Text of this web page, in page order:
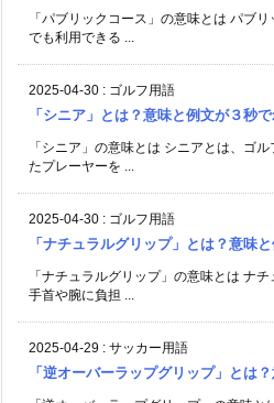
「パブリックコース」の意味とは パブ
でも利用できる ...
2025-04-30 : ゴルフ用語
「シニア」とは？意味と例文が３秒で
「シニア」の意味とは シニアとは、ゴ
たプレーヤーを ...
2025-04-30 : ゴルフ用語
「ナチュラルグリップ」とは？意味
「ナチュラルグリップ」の意味とは ナ
手首や腕に負担 ...
2025-04-29 : サッカー用語
「逆オーバーラップグリップ」とは